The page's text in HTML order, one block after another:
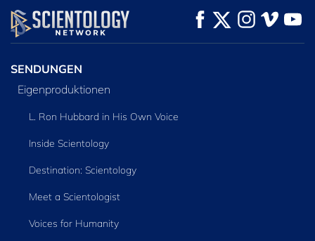
ANSEHEN
SERIE
ENTDECKEN
SENDUNGEN
Eigenproduktionen
L. Ron Hubbard in His Own Voice
Inside Scientology
Destination: Scientology
Meet a Scientologist
Voices for Humanity